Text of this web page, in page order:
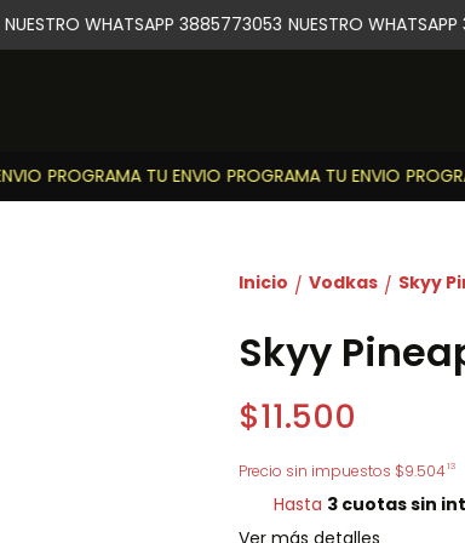
PROGRAMA TU ENVIO PROGRAMA TU ENVIO
WHATSAPP 3885773053 NUESTRO WHATSAPP
Inicio / Vodkas / Skyy
Skyy
$11.500
Precio sin impuestos $9.50413
Hasta 3 cuotas sin
Ver más detalles